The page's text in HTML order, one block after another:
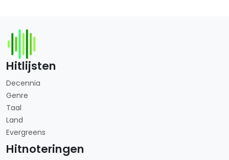
Hitlijsten
Decennia
Genre
Taal
Land
Evergreens
Hitnoteringen